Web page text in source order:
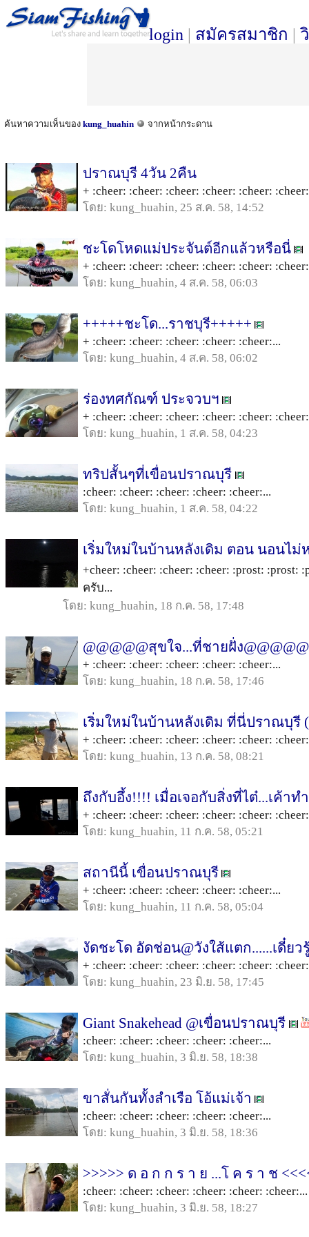
login | สมัครสมาชิก |
ค้นหาความเห็นของ kung_huahin จากหน้ากระดาน
ปราณบุรี 4วัน 2คืน
+ :cheer: :cheer: :cheer: :cheer: :cheer:
โดย: kung_huahin, 25 ส.ค. 58, 14:52
ชะโดโหดแม่ประจันต์อีกแล้วหรือนี่
+ :cheer: :cheer: :cheer: :cheer: :cheer:
โดย: kung_huahin, 4 ส.ค. 58, 06:03
+++++ชะโด...ราชบุรี+++++
+ :cheer: :cheer: :cheer: :cheer: :cheer:...
โดย: kung_huahin, 4 ส.ค. 58, 06:02
ร่องทศกัณฑ์ ประจวบฯ
+ :cheer: :cheer: :cheer: :cheer: :cheer:
โดย: kung_huahin, 1 ส.ค. 58, 04:23
ทริปสั้นๆที่เขื่อนปราณบุรี
:cheer: :cheer: :cheer: :cheer: :cheer:...
โดย: kung_huahin, 1 ส.ค. 58, 04:22
เริ่มใหม่ในบ้านหลังเดิม ตอน นอนไม่
+cheer: :cheer: :cheer: :cheer: :prost: :prost:
ครับ...
โดย: kung_huahin, 18 ก.ค. 58, 17:48
@@@@@สุขใจ...ที่ชายฝั่ง@@@@@
+ :cheer: :cheer: :cheer: :cheer: :cheer:...
โดย: kung_huahin, 18 ก.ค. 58, 17:46
เริ่มใหม่ในบ้านหลังเดิม ที่นี่ปราณบุรี
+ :cheer: :cheer: :cheer: :cheer: :cheer:
โดย: kung_huahin, 13 ก.ค. 58, 08:21
ถึงกับอึ้ง!!!! เมื่อเจอกับสิ่งที่ไต๋...เค้าท
+ :cheer: :cheer: :cheer: :cheer: :cheer:
โดย: kung_huahin, 11 ก.ค. 58, 05:21
สถานีนี้ เขื่อนปราณบุรี
+ :cheer: :cheer: :cheer: :cheer: :cheer:...
โดย: kung_huahin, 11 ก.ค. 58, 05:04
งัดชะโด อัดช่อน@วังใส้แตก......เดี๋ยว
+ :cheer: :cheer: :cheer: :cheer: :cheer:
โดย: kung_huahin, 23 มิ.ย. 58, 17:45
Giant Snakehead @เขื่อนปราณบุรี
:cheer: :cheer: :cheer: :cheer: :cheer:...
โดย: kung_huahin, 3 มิ.ย. 58, 18:38
ขาสั่นกันทั้งลำเรือ โอ้แม่เจ้า
:cheer: :cheer: :cheer: :cheer: :cheer:...
โดย: kung_huahin, 3 มิ.ย. 58, 18:36
>>>>> ด อ ก ก ร า ย ...โ ค ร า ช
:cheer: :cheer: :cheer: :cheer: :cheer: :cheer:...
โดย: kung_huahin, 3 มิ.ย. 58, 18:27